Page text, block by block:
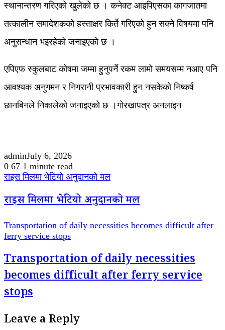
स्थानान्तरण गरिएको खुलेको छ । कनेक्ट आइपिएसका कागजातमा
तत्कालीन समादेशकको हस्ताक्षर किर्ते गरिएको हुन सक्ने विषयमा पनि
अनुसन्धान भइरहेको जनाइएको छ ।
एपिएफ स्कुलबाट कोषमा जम्मा हुनुपर्ने रकम लामो समयसम्म नआए पनि
आवश्यक अनुगमन र निगरानी प्रभावकारी हुन नसकेको निष्कर्ष
छानबिनले निकालेको जनाइएको छ ।गोरखापत्र अनलाइन
adminJuly 6, 2026
0 67 1 minute read
राइस मिलमा भेटियो अनुदानको मल
राइस मिलमा भेटियो अनुदानको मल
Transportation of daily necessities becomes difficult after
ferry service stops
Transportation of daily necessities
becomes difficult after ferry service
stops
Leave a Reply